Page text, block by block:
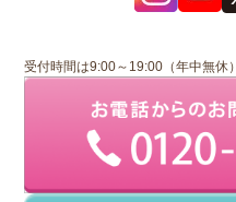
受付時間は9:00～19:00（年中無休）